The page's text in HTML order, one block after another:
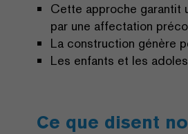
Cette approche garantit
par une affectation
La construction génère
Les enfants et les
Ce que disent